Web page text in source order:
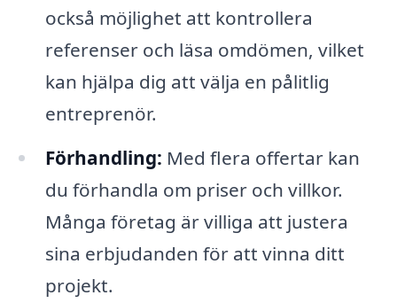
också möjlighet att kontrollera
referenser och läsa omdömen, vilket
kan hjälpa dig att välja en pålitlig
entreprenör.
Förhandling: Med flera offertar kan
du förhandla om priser och villkor.
Många företag är villiga att justera
sina erbjudanden för att vinna ditt
projekt.